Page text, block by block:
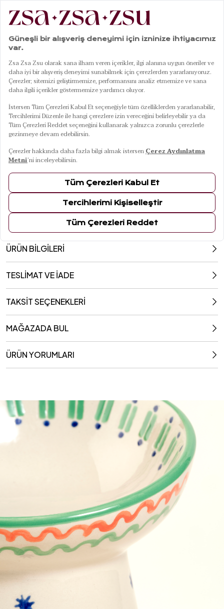
Anasayfa|Sofra & Mutfak|Kaseler|Porselen Kase|Sanya Seramik Kase 15 Cm
Sanya Seramik Kase 15 Cm
Renk
Ebat / Kapasite
15 Cm
ÜRÜN BİLGİLERİ
TESLİMAT VE İADE
TAKSİT SEÇENEKLERİ
MAĞAZADA BUL
ÜRÜN YORUMLARI